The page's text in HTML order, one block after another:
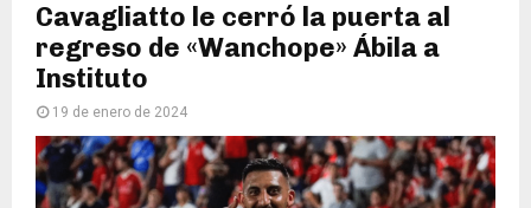
Cavagliatto le cerró la puerta al
regreso de «Wanchope» Ábila a
Instituto
19 de enero de 2024